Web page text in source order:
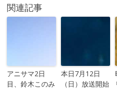
関連記事
アニサマ2日
目、鈴木このみ
本日7月12日
（日）放送開始